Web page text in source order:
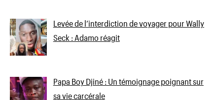
Levée de l’interdiction de voyager pour Wally
Seck : Adamo réagit
Papa Boy Djiné : Un témoignage poignant sur
sa vie carcérale